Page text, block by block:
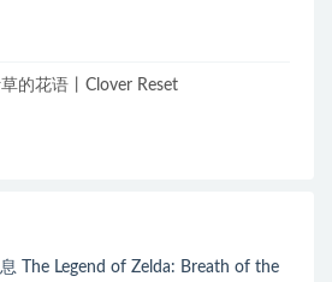
的花语丨Clover Reset
The Legend of Zelda: Breath of the